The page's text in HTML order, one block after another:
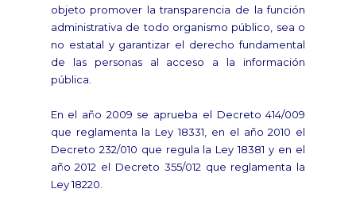
objeto promover la transparencia de la función
administrativa de todo organismo público, sea o
no estatal y garantizar el derecho fundamental
de las personas al acceso a la información
pública.
En el año 2009 se aprueba el Decreto 414/009
que reglamenta la Ley 18331, en el año 2010 el
Decreto 232/010 que regula la Ley 18381 y en el
año 2012 el Decreto 355/012 que reglamenta la
Ley 18220.